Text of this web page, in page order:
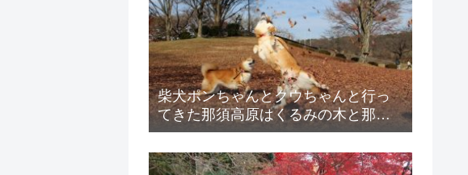
柴犬ポンちゃんとクウちゃんと行っ
てきた那須高原はくるみの木と那賀
川河畔公園の紹介！